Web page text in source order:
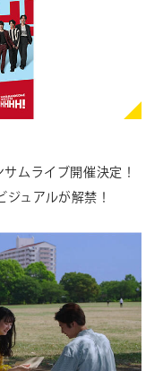
ムライブ開催決定！
ュアルが解禁！